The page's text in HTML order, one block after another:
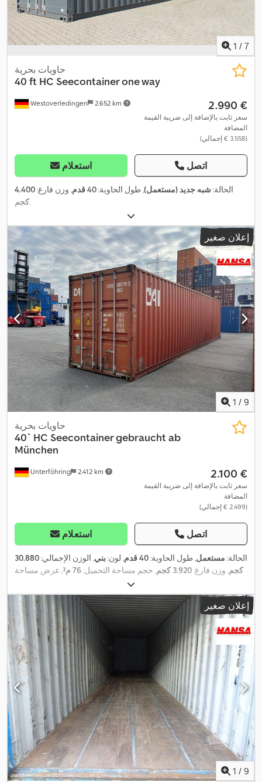
1 / 7
Westoverledingen 2.652 km
حاويات بحرية
40 ft HC Seecontainer one way
‏2.990 €
سعر ثابت بالإضافة إلى ضريبة القيمة
المضافة
(‏3.558 € إجمالي)
استعلام اتصل
الحالة: شبه جديد (مستعمل), طول الحاوية:40 قدم , وزن فارغ:4.400
كجم,
إعلان صغير
1 / 9
Unterföhring 2.412 km
حاويات بحرية
40` HC Seecontainer gebraucht ab
München
‏2.100 €
سعر ثابت بالإضافة إلى ضريبة القيمة
المضافة
(‏2.499 € إجمالي)
استعلام اتصل
الحالة: مستعمل, طول الحاوية:40 قدم , لون:بني, الوزن الإجمالي:30.880
كجم, وزن فارغ:3.920 كجم , حجم مساحة التحميل:76 م³
, عرض مساحة
, طول مساحة التحميل:
التحميل:2.690 مم ,
إعلان صغير
1 / 9